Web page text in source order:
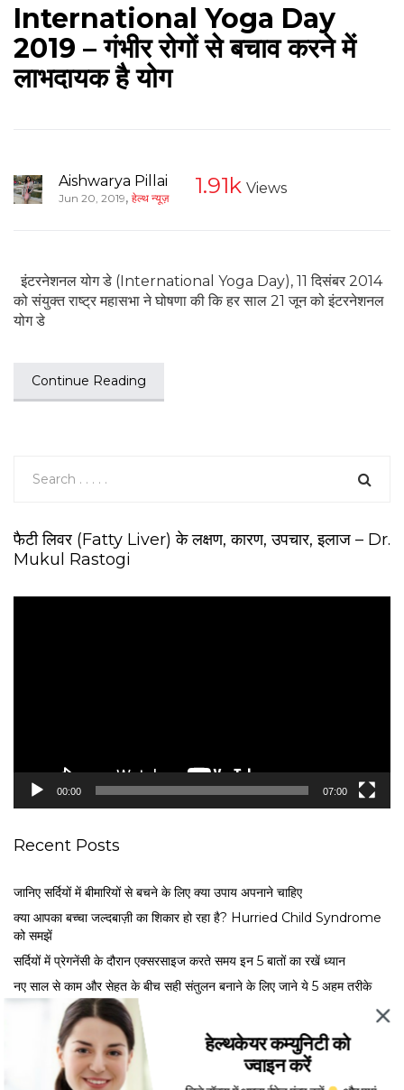
International Yoga Day
2019 – गंभीर रोगों से बचाव करने में
लाभदायक है योग
Aishwarya Pillai
Jun 20, 2019, हेल्थ न्यूज़ 1.91k Views
इंटरनेशनल योग डे (International Yoga Day), 11 दिसंबर 2014
को संयुक्त राष्ट्र महासभा ने घोषणा की कि हर साल 21 जून को इंटरनेशनल
योग डे
Continue Reading
फैटी लिवर (Fatty Liver) के लक्षण, कारण, उपचार, इलाज – Dr.
Mukul Rastogi
00:00 07:00
Recent Posts
जानिए सर्दियों में बीमारियों से बचने के लिए क्या उपाय अपनाने चाहिए
क्या आपका बच्चा जल्दबाज़ी का शिकार हो रहा है? Hurried Child Syndrome
को समझें
सर्द‍ियों में प्रेगनेंसी के दौरान एक्सरसाइज करते समय इन 5 बातों का रखें ध्यान
नए साल से काम और सेहत के बीच सही संतुलन बनाने के लिए जाने ये 5 अहम तरीके
मेंस्ट्रुअल फेज के अनुसार खाएं ये फूड्स, जानें एक्सपर्ट से कब क्या खाना है फायदेमंद
हेल्थकेयर कम्युनिटी को
ज्वाइन करें